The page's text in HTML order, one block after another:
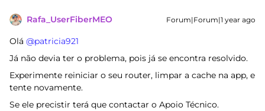
Rafa_UserFiberMEO Forum|Forum|1 year ago
Olá ​ @patricia921
Já não devia ter o problema, pois já se encontra resolvido.
Experimente reiniciar o seu router, limpar a cache na app, e
tente novamente.
Se ele precistir terá que contactar o Apoio Técnico.